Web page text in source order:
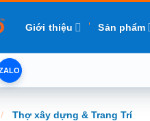
Giới thiệu Sản phẩm
/ Thợ xây dựng & Trang Trí